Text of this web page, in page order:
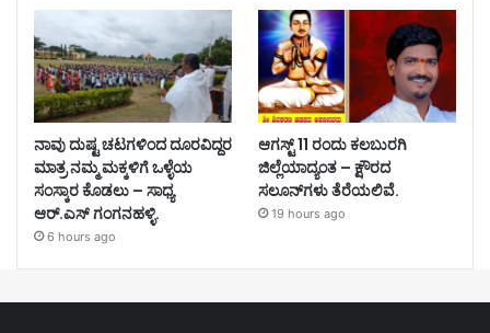
ನಾವು ದುಷ್ಟ ಚಟಗಳಿಂದ ದೂರವಿದ್ದರ
ಮಾತ್ರ ನಮ್ಮ ಮಕ್ಕಳಿಗೆ ಒಳ್ಳೆಯ
ಸಂಸ್ಕಾರ ಕೊಡಲು – ಸಾಧ್ಯ
ಆರ್.ಎಸ್ ಗಂಗನಹಳ್ಳಿ.
6 hours ago
ಆಗಸ್ಟ್ 11 ರಂದು ಕಲಬುರಗಿ
ಜಿಲ್ಲೆಯಾದ್ಯಂತ – ಕ್ಷೌರದ
ಸಲೂನ್‌ಗಳು ತೆರೆಯಲಿವೆ.
19 hours ago